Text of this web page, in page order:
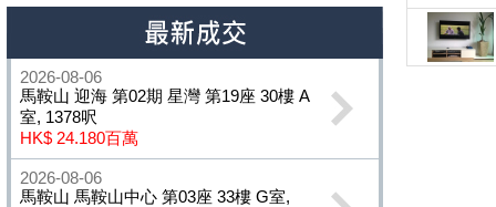
2026-08-06
馬鞍山 迎海 第02期 星灣 第19座 30樓 A
室, 1378呎
HK$ 24.180百萬
2026-08-06
馬鞍山 馬鞍山中心 第03座 33樓 G室,